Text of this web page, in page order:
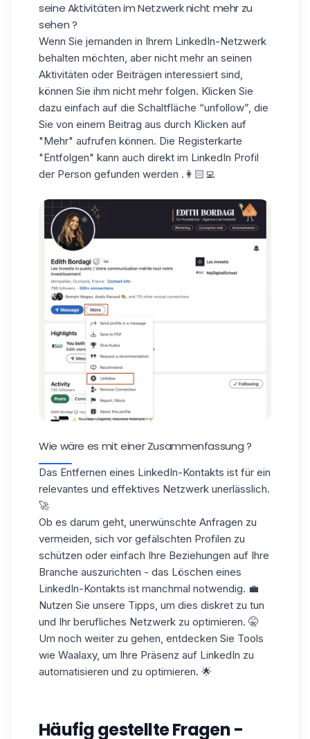
seine Aktivitäten im Netzwerk nicht mehr zu
sehen ?
Wenn Sie jemanden in Ihrem LinkedIn-Netzwerk
behalten möchten, aber nicht mehr an seinen
Aktivitäten oder Beiträgen interessiert sind,
können Sie ihm nicht mehr folgen. Klicken Sie
dazu einfach auf die Schaltfläche “unfollow”, die
Sie von einem Beitrag aus durch Klicken auf
"Mehr" aufrufen können. Die Registerkarte
"Entfolgen" kann auch direkt im LinkedIn Profil
der Person gefunden werden .👩🏻‍💻
Wie wäre es mit einer Zusammenfassung ?
Das Entfernen eines LinkedIn-Kontakts ist für ein
relevantes und effektives Netzwerk unerlässlich.
🚀
Ob es darum geht, unerwünschte Anfragen zu
vermeiden, sich vor gefälschten Profilen zu
schützen oder einfach Ihre Beziehungen auf Ihre
Branche auszurichten - das Löschen eines
LinkedIn-Kontakts ist manchmal notwendig. 💼
Nutzen Sie unsere Tipps, um dies diskret zu tun
und Ihr berufliches Netzwerk zu optimieren. 🤫
Um noch weiter zu gehen, entdecken Sie Tools
wie Waalaxy, um Ihre Präsenz auf LinkedIn zu
automatisieren und zu optimieren. 🌟
Häufig gestellte Fragen -